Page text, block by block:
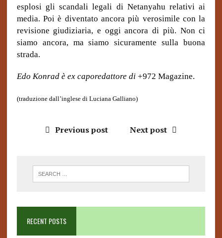
esplosi gli scandali legali di Netanyahu relativi ai
media. Poi è diventato ancora più verosimile con la
revisione giudiziaria, e oggi ancora di più. Non ci
siamo ancora, ma siamo sicuramente sulla buona
strada.
Edo Konrad è ex caporedattore di +972 Magazine.
(traduzione dall’inglese di Luciana Galliano)
Previous post Next post
RECENT POSTS